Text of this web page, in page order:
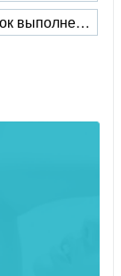
Двусторонний 90x135 см (на заказ, срок выполнения 5 рабочих дней)